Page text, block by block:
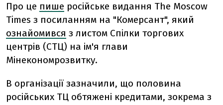
Про це пише російське видання The Moscow
Times з посиланням на "Комерсант", який
ознайомився з листом Спілки торгових
центрів (СТЦ) на ім'я глави
Мінекономрозвитку.
В організації зазначили, що половина
російських ТЦ обтяжені кредитами, зокрема з